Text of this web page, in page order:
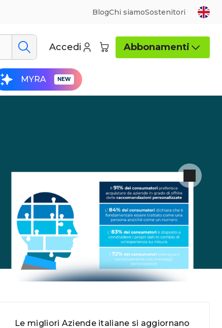
BlogChi siamoSostenitori
Accedi Abbonamenti
MYRA
Le migliori Aziende italiane si aggiornano